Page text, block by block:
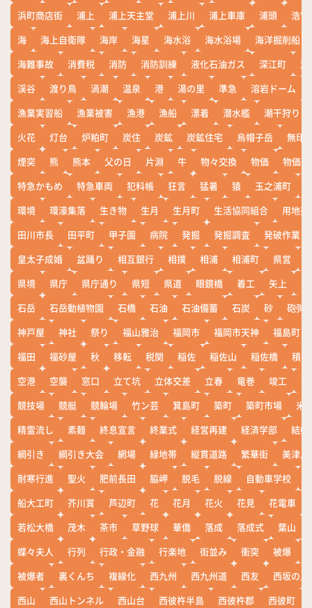
浜町商店街
浦上 浦上天主堂 浦上川 浦上車庫 浦頭
浩宮
海
海上自衛隊 海岸 海星 海水浴 海水浴場
海洋掘削船
海難事故
消費税 消防 消防訓練 液化石油ガス 深江町
淵
渓谷
渡り鳥 渦潮 温泉 港 湯の里 準急 溶岩ドーム
漁業実習船
漁業被害 漁港 漁船 漂着 潜水艦
潮干狩り
火花
灯台 炉粕町 炭住 炭鉱 炭鉱住宅 烏帽子岳
無印
煙突
熊 熊本 父の日 片淵 牛 物々交換 物価
物価高
特急かもめ
特急車両 犯科帳 狂言 猛暑 猿 玉之浦町
環境
環濠集落 生き物 生月 生月町 生活協同組合
用地売
田川市長
田平町 甲子園 病院 発掘 発掘調査
発破作業
皇太子成婚
盆踊り 相互銀行 相撲 相浦 相浦町 県営
県境
県庁 県庁通り 県短 県道 眼鏡橋 着工 矢上
石岳
石岳動植物園 石橋 石油 石油備蓄 石炭 砂
砲弾
神戸屋
神社 祭り 福山雅治 福岡市 福岡市天神
福島町
福田
福砂屋 秋 移転 税関 稲佐 稲佐山 稲佐橋
積雪
空港
空襲 窓口 立て坑 立体交差 立春 竜巻 竣工
競技場
競艇 競輪場 竹ン芸 箕島町 築町 築町市場
米
精霊流し
素麺 終息宣言 終業式 経営再建 経済学部
結婚
綱引き
綱引き大会 網場 緑地帯 縦貫道路 繁華街
美津島
耐寒行進
聖火 肥前長田 脇岬 脱毛 脱線 自動車学校
船大工町
芥川賞 芦辺町 花 花月 花火 花見 花電車
若松大橋
茂木 茶市 草野球 華僑 落成 落成式 葉山
蝶々夫人
行列 行政・金融 行楽地 街並み 衝突 被爆
被爆者
裏くんち 複線化 西九州 西九州道 西友
西坂の丘
西山
西山トンネル 西山台 西彼杵半島 西彼杵郡 西彼町